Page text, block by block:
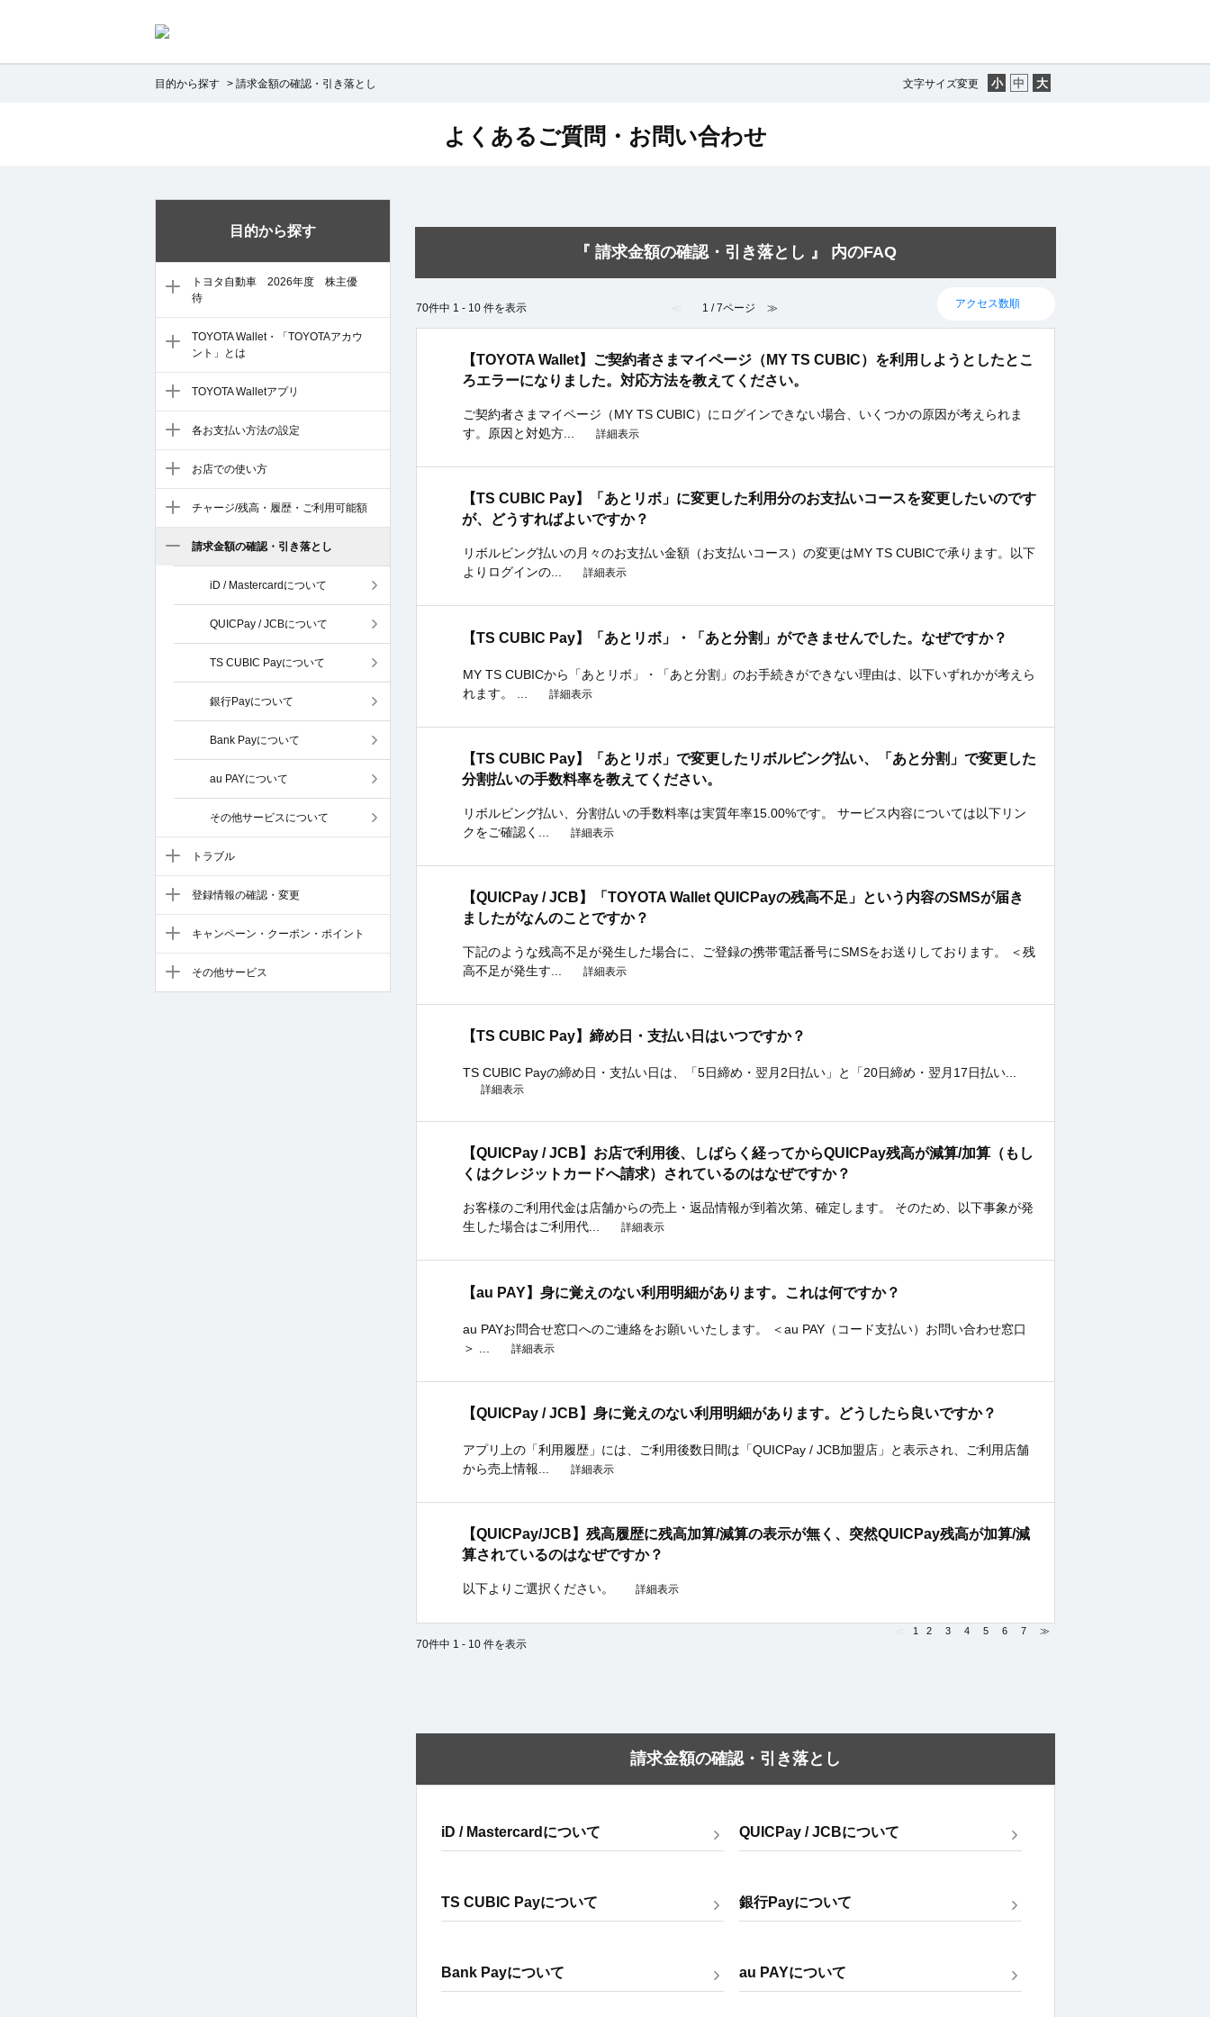
文字サイズ変更
目的から探す > 請求金額の確認・引き落とし
目的から探す
トヨタ自動車 2026年度 株主優
待
TOYOTA Wallet・「TOYOTAアカウ
ント」とは
TOYOTA Walletアプリ
各お支払い方法の設定
お店での使い方
チャージ/残高・履歴・ご利用可能額
請求金額の確認・引き落とし
iD / Mastercardについて
QUICPay / JCBについて
TS CUBIC Payについて
銀行Payについて
Bank Payについて
au PAYについて
その他サービスについて
トラブル
登録情報の確認・変更
キャンペーン・クーポン・ポイント
その他サービス
よくあるご質問・お問い合わせ
『 請求金額の確認・引き落とし 』 内のFAQ
70件中 1 - 10 件を表示 1 / 7ページ ≫
【TOYOTA Wallet】ご契約者さまマイページ（MY TS CUBIC）を利用しようとしたとこ
ろエラーになりました。対応方法を教えてください。
ご契約者さまマイページ（MY TS CUBIC）にログインできない場合、いくつかの原因が考えられま
す。原因と対処方...
詳細表示
【TS CUBIC Pay】「あとリボ」に変更した利用分のお支払いコースを変更したいのです
が、どうすればよいですか？
リボルビング払いの月々のお支払い金額（お支払いコース）の変更はMY TS CUBICで承ります。以下
よりログインの...
詳細表示
【TS CUBIC Pay】「あとリボ」・「あと分割」ができませんでした。なぜですか？
MY TS CUBICから「あとリボ」・「あと分割」のお手続きができない理由は、以下いずれかが考えら
れます。 ...
詳細表示
【TS CUBIC Pay】「あとリボ」で変更したリボルビング払い、「あと分割」で変更した
分割払いの手数料率を教えてください。
リボルビング払い、分割払いの手数料率は実質年率15.00%です。 サービス内容については以下リン
クをご確認く...
詳細表示
【QUICPay / JCB】「TOYOTA Wallet QUICPayの残高不足」という内容のSMSが届き
ましたがなんのことですか？
下記のような残高不足が発生した場合に、ご登録の携帯電話番号にSMSをお送りしております。 ＜残
高不足が発生す...
詳細表示
【TS CUBIC Pay】締め日・支払い日はいつですか？
TS CUBIC Payの締め日・支払い日は、「5日締め・翌月2日払い」と「20日締め・翌月17日払い...
詳細表示
【QUICPay / JCB】お店で利用後、しばらく経ってからQUICPay残高が減算/加算（もし
くはクレジットカードへ請求）されているのはなぜですか？
お客様のご利用代金は店舗からの売上・返品情報が到着次第、確定します。 そのため、以下事象が発
生した場合はご利用代...
詳細表示
【au PAY】身に覚えのない利用明細があります。これは何ですか？
au PAYお問合せ窓口へのご連絡をお願いいたします。 ＜au PAY（コード支払い）お問い合わせ窓口
＞ ...
詳細表示
【QUICPay / JCB】身に覚えのない利用明細があります。どうしたら良いですか？
アプリ上の「利用履歴」には、ご利用後数日間は「QUICPay / JCB加盟店」と表示され、ご利用店舗
から売上情報...
詳細表示
【QUICPay/JCB】残高履歴に残高加算/減算の表示が無く、突然QUICPay残高が加算/減
算されているのはなぜですか？
以下よりご選択ください。 詳細表示
70件中 1 - 10 件を表示
1 2 3 4 5 6 7 ≫
請求金額の確認・引き落とし
iD / Mastercardについて QUICPay / JCBについて
TS CUBIC Payについて 銀行Payについて
Bank Payについて au PAYについて